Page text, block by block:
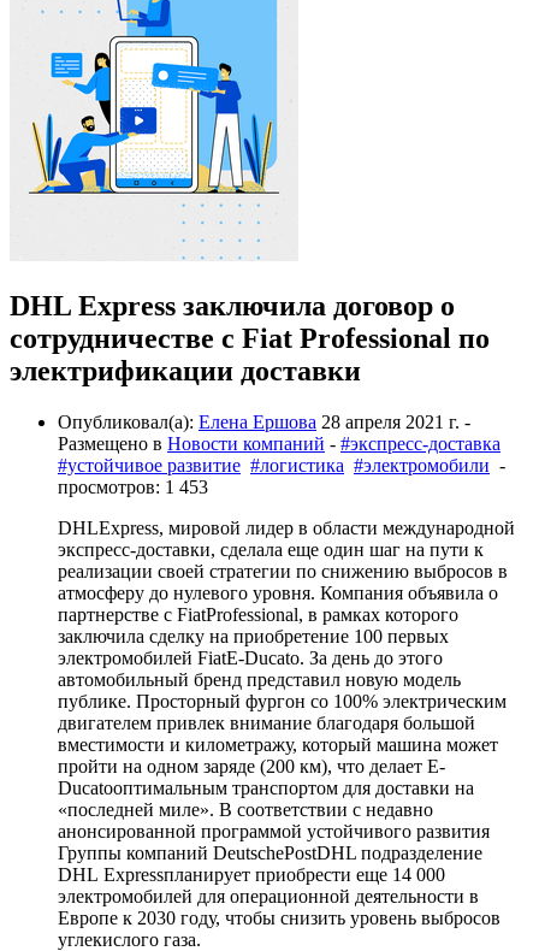
DHL Express заключила договор о
сотрудничестве с Fiat Professional по
электрификации доставки
Опубликовал(а): Елена Ершова 28 апреля 2021 г. -
Размещено в Новости компаний - #экспресс-доставка
#устойчивое развитие #логистика #электромобили -
просмотров: 1 453
DHLExpress, мировой лидер в области международной
экспресс-доставки, сделала еще один шаг на пути к
реализации своей стратегии по снижению выбросов в
атмосферу до нулевого уровня. Компания объявила о
партнерстве с FiatProfessional, в рамках которого
заключила сделку на приобретение 100 первых
электромобилей FiatE-Ducato. За день до этого
автомобильный бренд представил новую модель
публике. Просторный фургон со 100% электрическим
двигателем привлек внимание благодаря большой
вместимости и километражу, который машина может
пройти на одном заряде (200 км), что делает E-
Ducatoоптимальным транспортом для доставки на
«последней миле». В соответствии с недавно
анонсированной программой устойчивого развития
Группы компаний DeutschePostDHL подразделение
DHL Expressпланирует приобрести еще 14 000
электромобилей для операционной деятельности в
Европе к 2030 году, чтобы снизить уровень выбросов
углекислого газа.